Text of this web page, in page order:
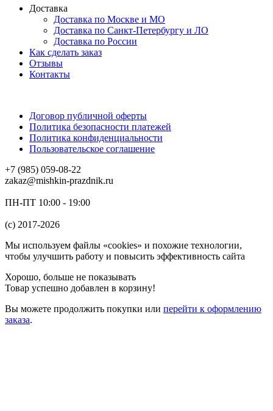
Доставка
Доставка по Москве и МО
Доставка по Санкт-Петербургу и ЛО
Доставка по России
Как сделать заказ
Отзывы
Контакты
Договор публичной оферты
Политика безопасности платежей
Политика конфиденциальности
Пользовательское соглашение
+7 (985) 059-08-22
zakaz@mishkin-prazdnik.ru
ПН-ПТ 10:00 - 19:00
(c) 2017-2026
Мы используем файлы «cookies» и похожие технологии,
чтобы улучшить работу и повысить эффективность сайта
Хорошо, больше не показывать
Товар успешно добавлен в корзину!
Вы можете продолжить покупки или перейти к оформлению
заказа.